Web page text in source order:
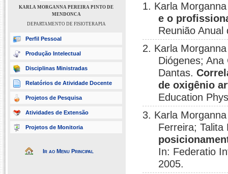
KARLA MORGANNA PEREIRA PINTO DE
MENDONCA
DEPARTAMENTO DE FISIOTERAPIA
Perfil Pessoal
Produção Intelectual
Disciplinas Ministradas
Relatórios de Atividade Docente
Projetos de Pesquisa
Atividades de Extensão
Projetos de Monitoria
Ir ao Menu Principal
1. Karla
e o
Reunião
2. Karla
Diógenes;
Dantas.
de oxigênio
Education
3. Karla
Ferreira;
In: Federatio
2005.